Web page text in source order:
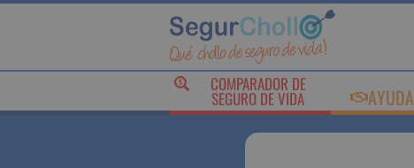
COMPARADOR DE
SEGURO DE VIDA AYUDA